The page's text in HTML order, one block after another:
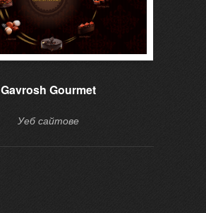
Gavrosh Gourmet
Уеб сайтове